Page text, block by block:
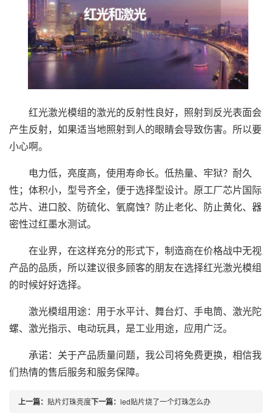
红光激光模组的激光的反射性良好，照射到反光表面会
产生反射，如果适当地照射到人的眼睛会导致伤害。所以要
小心啊。
电力低，亮度高，使用寿命长。低热量、牢狱？耐久
性；体积小，型号齐全，便于选择型设计。原工厂芯片国际
芯片、进口胶、防硫化、氧腐蚀？防止老化、防止黄化、器
密性过红墨水测试。
在业界，在这样充分的形式下，制造商在价格战中无视
产品的品质，所以建议很多顾客的朋友在选择红光激光模组
的时候好好选择。
激光模组用途：用于水平计、舞台灯、手电筒、激光陀
螺、激光指示、电动玩具，是工业用途，应用广泛。
承诺：关于产品质量问题，我公司将免费更换，相信我
们热情的售后服务和服务保障。
上一篇： 贴片灯珠亮度下一篇： led贴片烧了一个灯珠怎么办